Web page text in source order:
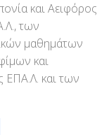
και Αειφόρος
των
μαθημάτων
και
ΕΠΑ.Λ. και των